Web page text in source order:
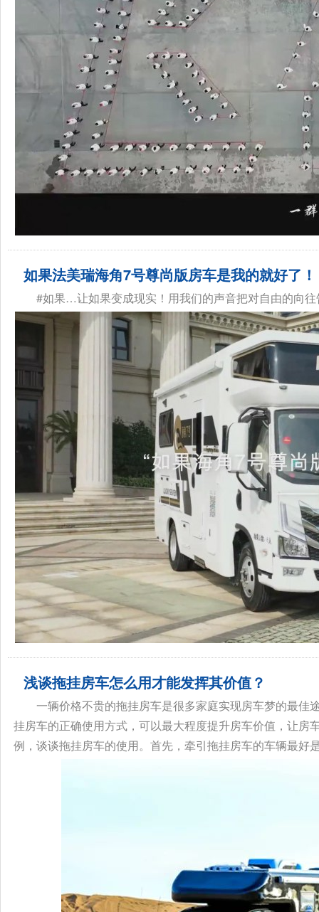
如果法美瑞海角7号尊尚版房车是我的就好了！
#如果…让如果变成现实！用我们的声音把对自由的向
浅谈拖挂房车怎么用才能发挥其价值？
一辆价格不贵的拖挂房车是很多家庭实现房车梦的最
挂房车的正确使用方式，可以最大程度提升房车价值，让
例，谈谈拖挂房车的使用。首先，牵引拖挂房车的车辆最好